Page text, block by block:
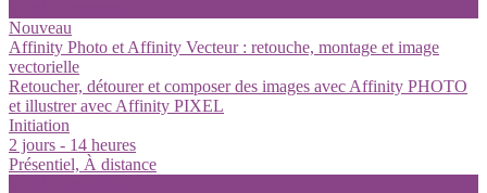
Nouveau
Affinity Photo et Affinity Vecteur : retouche, montage et image
vectorielle
Retoucher, détourer et composer des images avec Affinity PHOTO
et illustrer avec Affinity PIXEL
Initiation
2 jours - 14 heures
Présentiel, À distance